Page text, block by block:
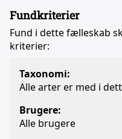
Fundkriterier
Fund i dette fælleskab
kriterier:
Taxonomi:
Alle arter er med i
Brugere:
Alle brugere